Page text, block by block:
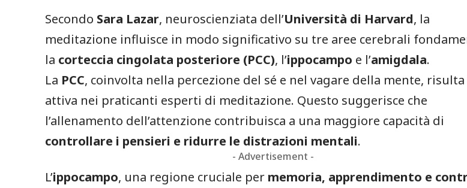
Secondo Sara Lazar, neuroscienziata dell’Università di Harvard, la
meditazione influisce in modo significativo su tre aree cerebrali
la corteccia cingolata posteriore (PCC), l’ippocampo e l’amigdala.
La PCC, coinvolta nella percezione del sé e nel vagare della mente,
attiva nei praticanti esperti di meditazione. Questo suggerisce che
l’allenamento dell’attenzione contribuisca a una maggiore capacità di
controllare i pensieri e ridurre le distrazioni mentali.
- Advertisement -
L’ippocampo, una regione cruciale per memoria, apprendimento e